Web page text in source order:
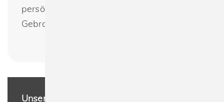
persönliche Note – ideal für den privaten
Gebrauch oder als Werbeartikel!
Unsere Leistungen